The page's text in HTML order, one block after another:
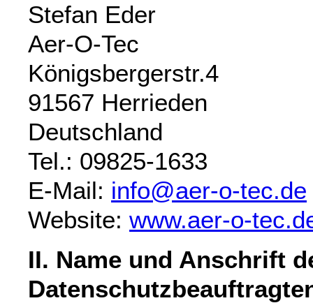
Stefan Eder
Aer-O-Tec
Königsbergerstr.4
91567 Herrieden
Deutschland
Tel.: 09825-1633
E-Mail: info@aer-o-tec.de
Website: www.aer-o-
II. Name und Anschrift